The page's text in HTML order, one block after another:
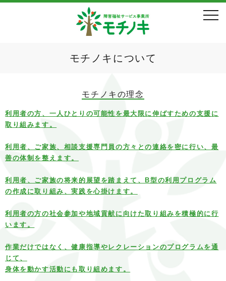
モチノキについて
モチノキの理念
利用者の方、一人ひとりの可能性を最大限に伸ばすための支援に
取り組みます。
利用者、ご家族、相談支援専門員の方々との連絡を密に行い、最
善の体制を整えます。
利用者、ご家族の将来的展望を踏まえて、B型の利用プログラム
の作成に取り組み、実践を心掛けます。
利用者の方の社会参加や地域貢献に向けた取り組みを積極的に行
います。
作業だけではなく、健康指導やレクレーションのプログラムを通
じて、
身体を動かす活動にも取り組めます。